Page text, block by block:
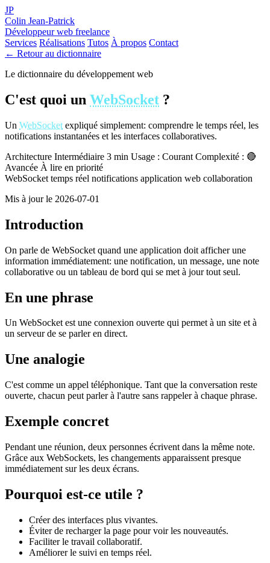
JP
Colin Jean-Patrick
Développeur web freelance
Services Réalisations Tutos À propos Contact
← Retour au dictionnaire
Le dictionnaire du développement web
C'est quoi un WebSocket ?
Un WebSocket expliqué simplement: comprendre le temps réel, les
notifications instantanées et les interfaces collaboratives.
Architecture Intermédiaire 3 min Usage : Courant Complexité : 🔴
Avancée À lire en priorité
WebSocket temps réel notifications application web collaboration
Mis à jour le 2026-07-01
Introduction
On parle de WebSocket quand une application doit afficher une
information immédiatement: une notification, un message, une note
collaborative ou un tableau de bord qui se met à jour tout seul.
En une phrase
Un WebSocket est une connexion ouverte qui permet à un site et à
un serveur de se parler en direct.
Une analogie
C'est comme un appel téléphonique. Tant que la conversation reste
ouverte, chacun peut parler à l'autre sans rappeler à chaque phrase.
Exemple concret
Pendant une réunion, deux personnes écrivent dans la même note.
Grâce aux WebSockets, les changements apparaissent presque
immédiatement sur les deux écrans.
Pourquoi est-ce utile ?
Créer des interfaces plus vivantes.
Éviter de recharger la page pour voir les nouveautés.
Faciliter le travail collaboratif.
Améliorer le suivi en temps réel.